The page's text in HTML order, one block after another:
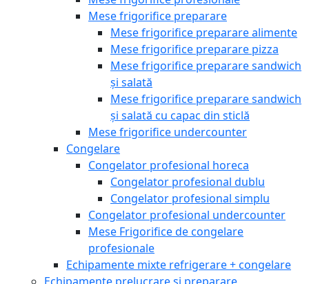
Mese frigorifice preparare
Mese frigorifice preparare alimente
Mese frigorifice preparare pizza
Mese frigorifice preparare sandwich
și salată
Mese frigorifice preparare sandwich
și salată cu capac din sticlă
Mese frigorifice undercounter
Congelare
Congelator profesional horeca
Congelator profesional dublu
Congelator profesional simplu
Congelator profesional undercounter
Mese Frigorifice de congelare
profesionale
Echipamente mixte refrigerare + congelare